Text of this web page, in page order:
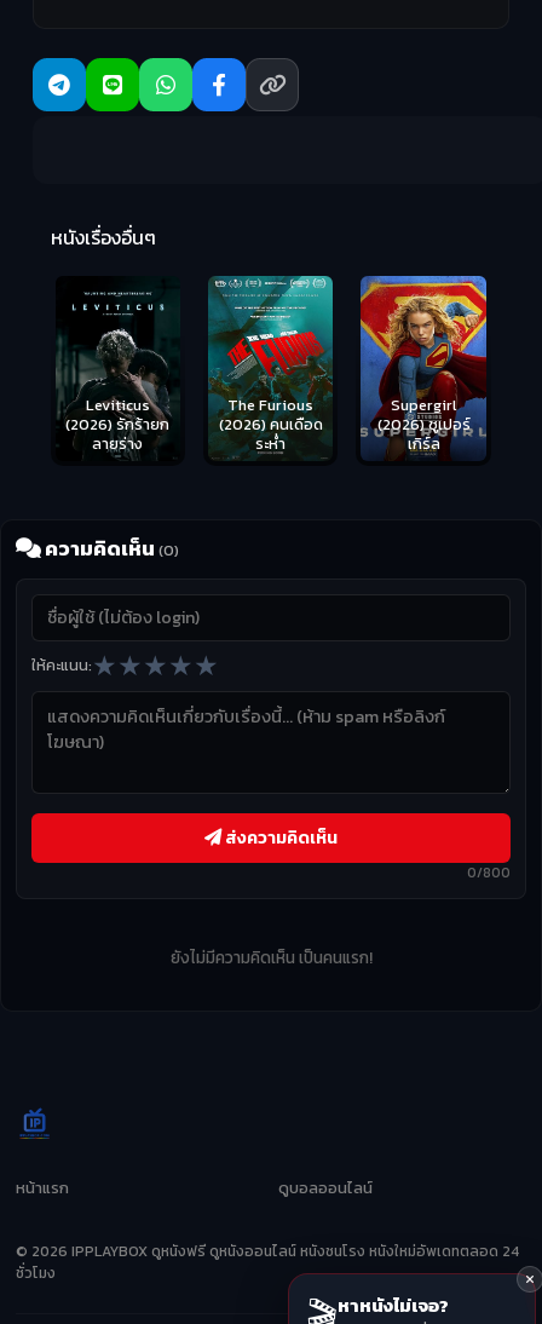
หนังเรื่องอื่นๆ
Leviticus
(2026) รักร้ายก
ลายร่าง
The Furious
(2026) คนเดือด
ระห่ำ
Supergirl
(2026) ซูเปอร์
เกิร์ล
ความคิดเห็น (0)
ให้คะแนน:★★★★★
0/800
ส่งความคิดเห็น
ยังไม่มีความคิดเห็น เป็นคนแรก!
หน้าแรก ดูบอลออนไลน์
© 2026 IPPLAYBOX ดูหนังฟรี ดูหนังออนไลน์ หนังชนโรง หนังใหม่อัพเดทตลอด 24
ชั่วโมง
หาหนังไม่เจอ?